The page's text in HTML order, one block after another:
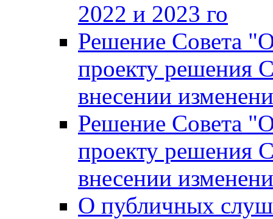
2022 и 2023 го
Решение Совета
проекту решения
внесении
Решение Совета
проекту решения
внесении
О публичных